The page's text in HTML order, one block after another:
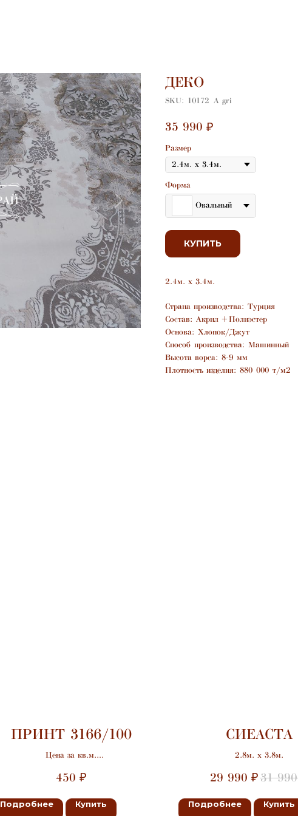
ДЕКО
SKU: 10172 А gri
35 990 ₽
Размер
Форма
Овальный
КУПИТЬ
2.4м. х 3.4м.
Страна производства: Турция
Состав: Акрил + Полиэстер
Основа: Хлопок/Джут
Способ производства: Машинный
Высота ворса: 8-9 мм
Плотность изделия: 880 000 т/м2
ПРИНТ 3166/100
Цена за кв.м.
450 ₽
Подробнее Купить
СИЕАСТА
2.8м. х 3.8м.
29 990 ₽31 990
Подробнее Купить